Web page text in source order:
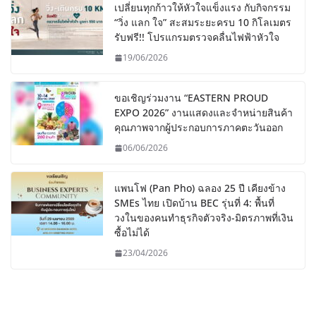
เปลี่ยนทุกก้าวให้หัวใจแข็งแรง กับกิจกรรม
“วิ่ง แลก ใจ” สะสมระยะครบ 10 กิโลเมตร
รับฟรี!! โปรแกรมตรวจคลื่นไฟฟ้าหัวใจ
19/06/2026
ขอเชิญร่วมงาน “EASTERN PROUD
EXPO 2026” งานแสดงและจำหน่ายสินค้า
คุณภาพจากผู้ประกอบการภาคตะวันออก
06/06/2026
แพนโฟ (Pan Pho) ฉลอง 25 ปี เคียงข้าง
SMEs ไทย เปิดบ้าน BEC รุ่นที่ 4: พื้นที่
วงในของคนทำธุรกิจตัวจริง-มิตรภาพที่เงิน
ซื้อไม่ได้
23/04/2026